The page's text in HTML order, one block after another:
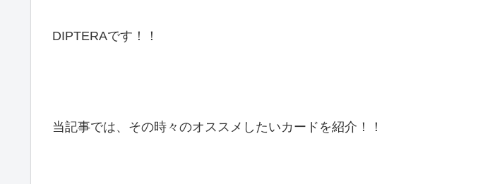
DIPTERAです！！
当記事では、その時々のオススメしたいカードを紹介！！